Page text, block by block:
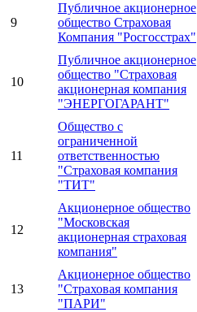
9
Публичное акционерное
общество Страховая
Компания "Росгосстрах"
10
Публичное акционерное
общество "Страховая
акционерная компания
"ЭНЕРГОГАРАНТ"
11
Общество с
ограниченной
ответственностью
"Страховая компания
"ТИТ"
12
Акционерное общество
"Московская
акционерная страховая
компания"
13
Акционерное общество
"Страховая компания
"ПАРИ"